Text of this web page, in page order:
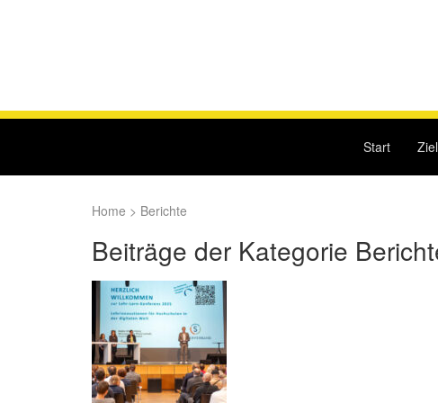
Start
Home > Berichte
Beiträge der Kategorie